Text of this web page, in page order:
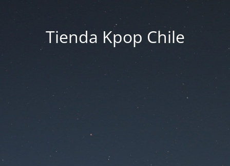
Tienda Kpop Chile